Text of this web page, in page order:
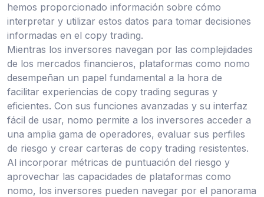
hemos proporcionado información sobre cómo
interpretar y utilizar estos datos para tomar decisiones
informadas en el copy trading.
Mientras los inversores navegan por las complejidades
de los mercados financieros, plataformas como nomo
desempeñan un papel fundamental a la hora de
facilitar experiencias de copy trading seguras y
eficientes. Con sus funciones avanzadas y su interfaz
fácil de usar, nomo permite a los inversores acceder a
una amplia gama de operadores, evaluar sus perfiles
de riesgo y crear carteras de copy trading resistentes.
Al incorporar métricas de puntuación del riesgo y
aprovechar las capacidades de plataformas como
nomo, los inversores pueden navegar por el panorama